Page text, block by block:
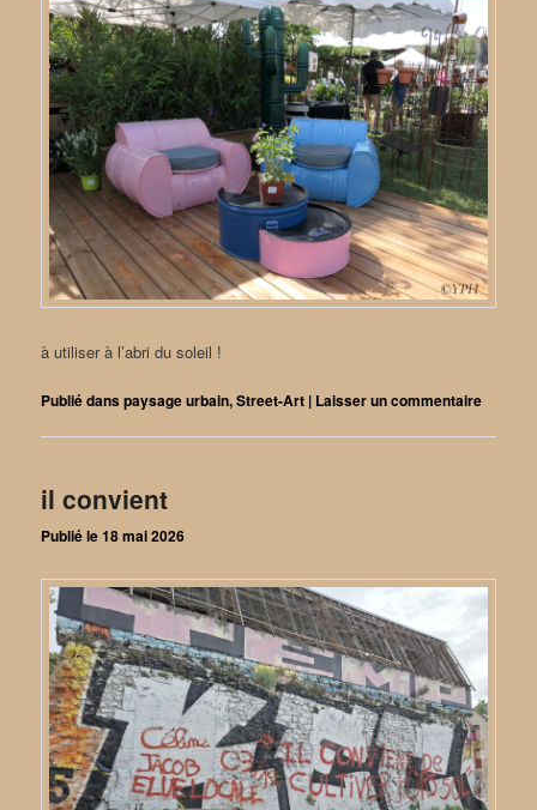
à utiliser à l’abri du soleil !
Publié danspaysage urbain,Street-Art | Laisser un commentaire
il convient
Publié le18 mai 2026